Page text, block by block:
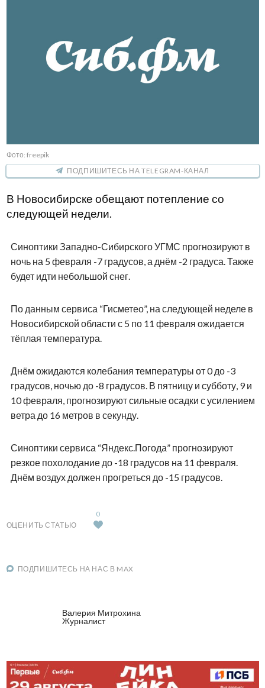
Фото: freepik
ПОДПИШИТЕСЬ НА TELEGRAM-КАНАЛ
В Новосибирске обещают потепление со
следующей недели.
Синоптики Западно-Сибирского УГМС прогнозируют в
ночь на 5 февраля -7 градусов, а днём -2 градуса. Также
будет идти небольшой снег.
По данным сервиса “Гисметео”, на следующей неделе в
Новосибирской области с 5 по 11 февраля ожидается
тёплая температура.
Днём ожидаются колебания температуры от 0 до -3
градусов, ночью до -8 градусов. В пятницу и субботу, 9 и
10 февраля, прогнозируют сильные осадки с усилением
ветра до 16 метров в секунду.
Синоптики сервиса “Яндекс.Погода” прогнозируют
резкое похолодание до -18 градусов на 11 февраля.
Днём воздух должен прогреться до -15 градусов.
ОЦЕНИТЬ СТАТЬЮ
0
ПОДПИШИТЕСЬ НА НАС В MAX
Валерия Митрохина
Журналист